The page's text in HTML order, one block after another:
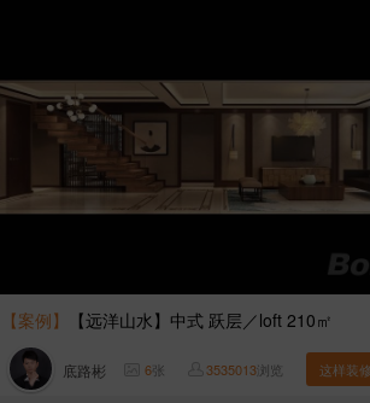
【案例】 【远洋山水】中式 跃层／loft 210㎡
底路彬 6张 3535013浏览 这样装